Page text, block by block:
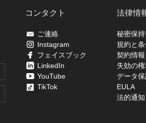
コンタクト
ご連絡
Instagram
フェイスブック
LinkedIn
YouTube
TikTok
法律情
秘密保
規約と
契約情報
失効の権
データ
EULA
法的通知